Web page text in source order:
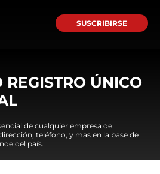
SUSCRIBIRSE
REGISTRO ÚNICO
de cualquier empresa de
teléfono, y mas en la base de
del país.